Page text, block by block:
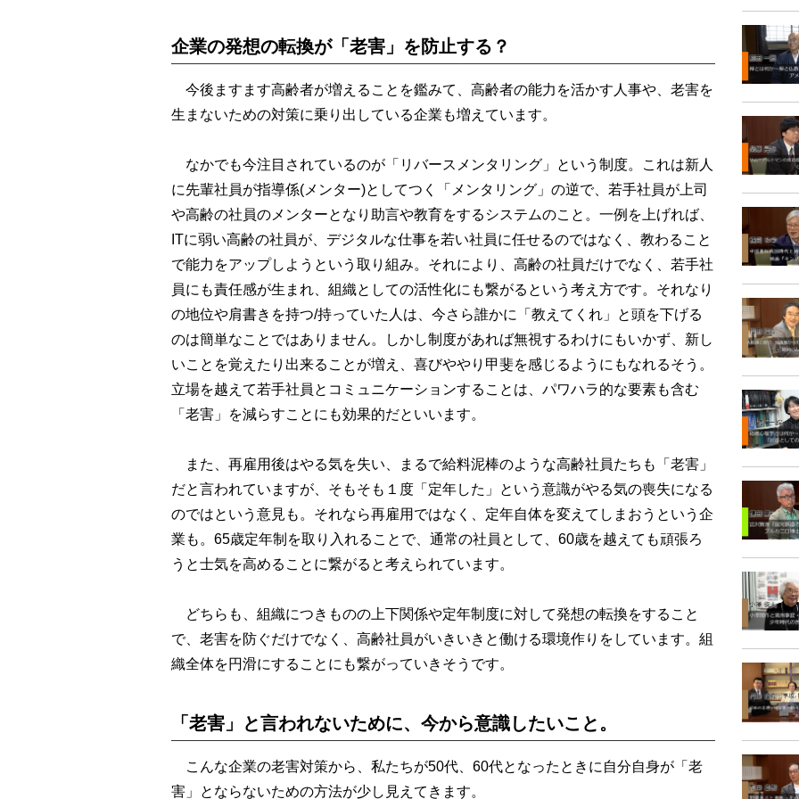
企業の発想の転換が「老害」を防止する？
今後ますます高齢者が増えることを鑑みて、高齢者の能力を活かす人事や、老害を
生まないための対策に乗り出している企業も増えています。
なかでも今注目されているのが「リバースメンタリング」という制度。これは新人
に先輩社員が指導係(メンター)としてつく「メンタリング」の逆で、若手社員が上司
や高齢の社員のメンターとなり助言や教育をするシステムのこと。一例を上げれば、
ITに弱い高齢の社員が、デジタルな仕事を若い社員に任せるのではなく、教わること
で能力をアップしようという取り組み。それにより、高齢の社員だけでなく、若手社
員にも責任感が生まれ、組織としての活性化にも繋がるという考え方です。それなり
の地位や肩書きを持つ/持っていた人は、今さら誰かに「教えてくれ」と頭を下げる
のは簡単なことではありません。しかし制度があれば無視するわけにもいかず、新し
いことを覚えたり出来ることが増え、喜びややり甲斐を感じるようにもなれるそう。
立場を越えて若手社員とコミュニケーションすることは、パワハラ的な要素も含む
「老害」を減らすことにも効果的だといいます。
また、再雇用後はやる気を失い、まるで給料泥棒のような高齢社員たちも「老害」
だと言われていますが、そもそも１度「定年した」という意識がやる気の喪失になる
のではという意見も。それなら再雇用ではなく、定年自体を変えてしまおうという企
業も。65歳定年制を取り入れることで、通常の社員として、60歳を越えても頑張ろ
うと士気を高めることに繋がると考えられています。
どちらも、組織につきものの上下関係や定年制度に対して発想の転換をすること
で、老害を防ぐだけでなく、高齢社員がいきいきと働ける環境作りをしています。組
織全体を円滑にすることにも繋がっていきそうです。
「老害」と言われないために、今から意識したいこと。
こんな企業の老害対策から、私たちが50代、60代となったときに自分自身が「老
害」とならないための方法が少し見えてきます。